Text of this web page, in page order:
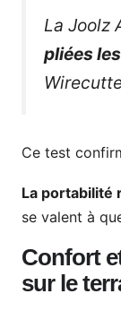
La Joolz
pliées
Ce test
La portabilité
se valent à
Confort
sur le